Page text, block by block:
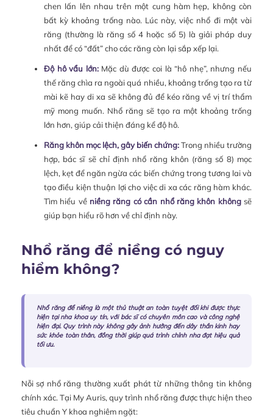
chen lấn lên nhau trên một cung hàm hẹp, không còn
bất kỳ khoảng trống nào. Lúc này, việc nhổ đi một vài
răng (thường là răng số 4 hoặc số 5) là giải pháp duy
nhất để có “đất” cho các răng còn lại sắp xếp lại.
Độ hô vẩu lớn:Mặc dù được coi là “hô nhẹ”, nhưng nếu
thế răng chìa ra ngoài quá nhiều, khoảng trống tạo ra từ
mài kẽ hay di xa sẽ không đủ để kéo răng về vị trí thẩm
mỹ mong muốn. Nhổ răng sẽ tạo ra một khoảng trống
lớn hơn, giúp cải thiện đáng kể độ hô.
Răng khôn mọc lệch, gây biến chứng:Trong nhiều trường
hợp, bác sĩ sẽ chỉ định nhổ răng khôn (răng số 8) mọc
lệch, kẹt để ngăn ngừa các biến chứng trong tương lai và
tạo điều kiện thuận lợi cho việc di xa các răng hàm khác.
Tìm hiểu về niềng răng có cần nhổ răng khôn khôngsẽ
giúp bạn hiểu rõ hơn về chỉ định này.
Nhổ răng để niềng có nguy
hiểm không?
Nhổ răng để niềng là một thủ thuật an toàn tuyệt đối khi được thực
hiện tại nha khoa uy tín, với bác sĩ có chuyên môn cao và công nghệ
hiện đại. Quy trình này không gây ảnh hưởng đến dây thần kinh hay
sức khỏe toàn thân, đồng thời giúp quá trình chỉnh nha đạt hiệu quả
tối ưu.
Nỗi sợ nhổ răng thường xuất phát từ những thông tin không
chính xác. Tại My Auris, quy trình nhổ răng được thực hiện theo
tiêu chuẩn Y khoa nghiêm ngặt: